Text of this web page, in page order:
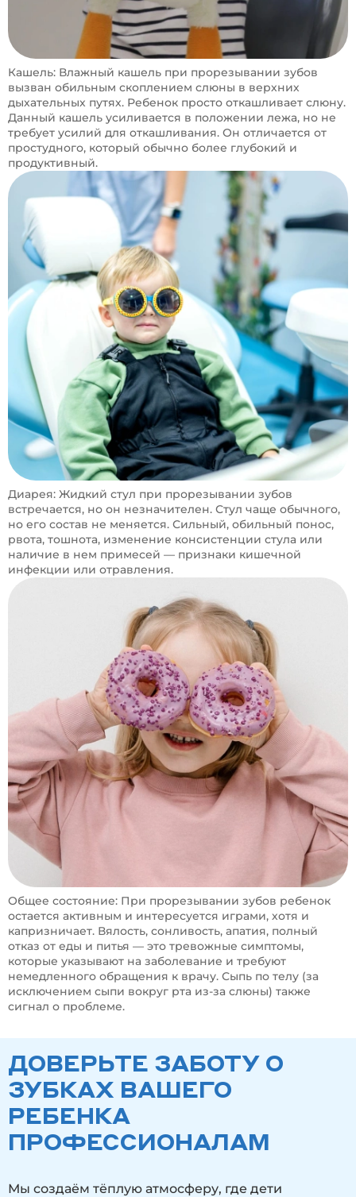
Кашель: Влажный кашель при прорезывании зубов
вызван обильным скоплением слюны в верхних
дыхательных путях. Ребенок просто откашливает слюну.
Данный кашель усиливается в положении лежа, но не
требует усилий для откашливания. Он отличается от
простудного, который обычно более глубокий и
продуктивный.
Диарея: Жидкий стул при прорезывании зубов
встречается, но он незначителен. Стул чаще обычного,
но его состав не меняется. Сильный, обильный понос,
рвота, тошнота, изменение консистенции стула или
наличие в нем примесей — признаки кишечной
инфекции или отравления.
Общее состояние: При прорезывании зубов ребенок
остается активным и интересуется играми, хотя и
капризничает. Вялость, сонливость, апатия, полный
отказ от еды и питья — это тревожные симптомы,
которые указывают на заболевание и требуют
немедленного обращения к врачу. Сыпь по телу (за
исключением сыпи вокруг рта из-за слюны) также
сигнал о проблеме.
ДОВЕРЬТЕ ЗАБОТУ О
ЗУБКАХ ВАШЕГО
РЕБЕНКА
ПРОФЕССИОНАЛАМ
Мы создаём тёплую атмосферу, где дети